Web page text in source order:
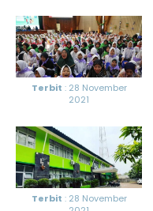
Terbit : 28 November
2021
Terbit : 28 November